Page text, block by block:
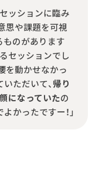
セッションに臨み
思や課題を可視
ものがあります
セッションでし
を動かせなかっ
ただいて、帰り
になっていたの
かったですー！」